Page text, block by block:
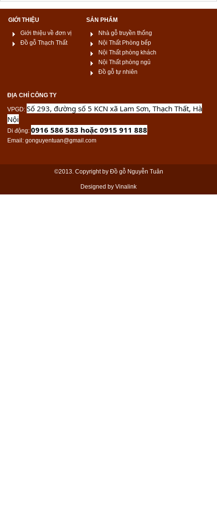
GIỚI THIỆU
Giới thiệu về đơn vị
Đồ gỗ Thạch Thất
SẢN PHẨM
Nhà gỗ truyền thống
Nội Thất Phòng bếp
Nội Thất phòng khách
Nội Thất phòng ngủ
Đồ gỗ tự nhiên
ĐỊA CHỈ CÔNG TY
VPGD: Số 293, đường số 5 KCN xã Lam Sơn, Thạch Thất, Hà
Nội
Di động: 0916 586 583 hoặc 0915 911 888
Email : gonguyentuan@gmail.com
©2013. Copyright by Đồ gỗ Nguyễn Tuân
Designed by Vinalink